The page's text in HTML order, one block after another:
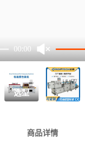
00:00
选型
商品详情